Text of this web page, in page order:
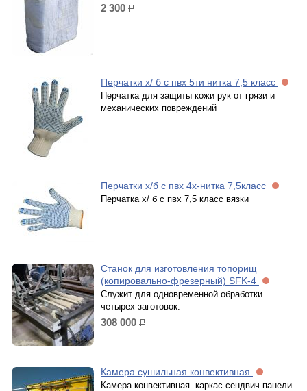
2 300 р.
Перчатки х/ б с пвх 5ти нитка 7,5 класс
Перчатка для защиты кожи рук от грязи и
механических повреждений
Перчатки х/б с пвх 4х-нитка 7,5класс
Перчатка х/ б с пвх 7,5 класс вязки
Станок для изготовления топорищ
(копировально-фрезерный) SFK-4
Служит для одновременной обработки
четырех заготовок.
308 000 р.
Камера сушильная конвективная
Камера конвективная. каркас сендвич панели